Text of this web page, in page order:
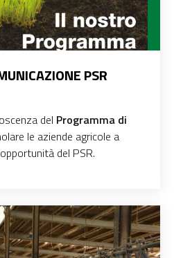
PSR
del Programma di
le aziende agricole a
del PSR.